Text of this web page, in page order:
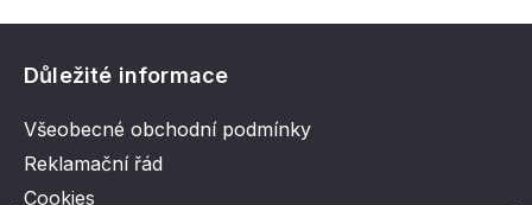
Důležité informace
Všeobecné obchodní podmínky
Reklamační řád
Cookies